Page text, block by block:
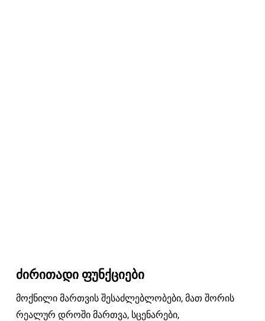
ძირითადი ფუნქციები
მოქნილი მართვის შესაძლებლობები, მათ შორის
რეალურ დროში მართვა, სცენარები,